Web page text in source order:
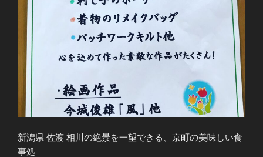
新潟県 佐渡 相川の絶景を一望できる、京町の美味しい食
事処